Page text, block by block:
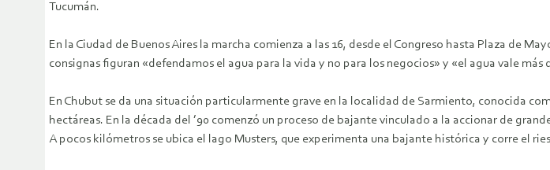
Tucumán.
En la Ciudad de Buenos Aires la marcha comienza a las 16, desde el Congreso hasta Plaza de
consignas figuran «defendamos el agua para la vida y no para los negocios» y «el agua vale
En Chubut se da una situación particularmente grave en la localidad de Sarmiento, conocida
hectáreas. En la década del ’90 comenzó un proceso de bajante vinculado a la accionar de
A pocos kilómetros se ubica el lago Musters, que experimenta una bajante histórica y corre el